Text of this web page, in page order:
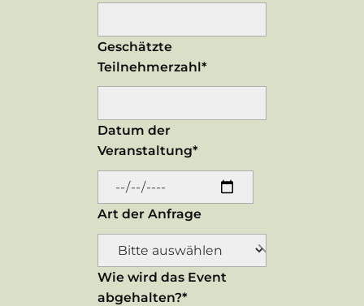
Geschätzte
Teilnehmerzahl*
Datum der
Veranstaltung*
Art der Anfrage
Wie wird das Event
abgehalten?*